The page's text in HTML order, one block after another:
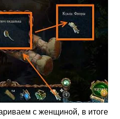
с женщиной, в итоге